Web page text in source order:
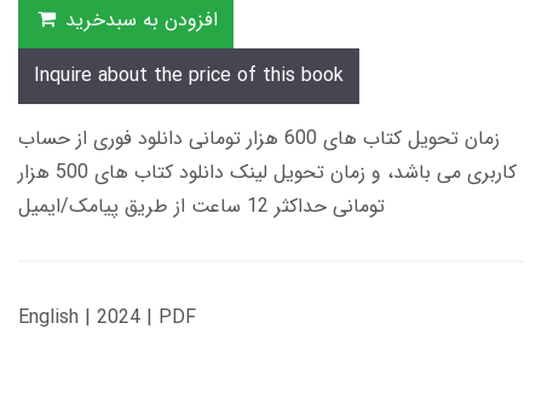
افزودن به سبدخرید
Inquire about the price of this book
زمان تحویل کتاب های 600 هزار تومانی دانلود فوری از حساب
کاربری می باشد، و زمان تحویل لینک دانلود کتاب های 500 هزار
تومانی حداکثر 12 ساعت از طریق پیامک/ایمیل
English | 2024 | PDF